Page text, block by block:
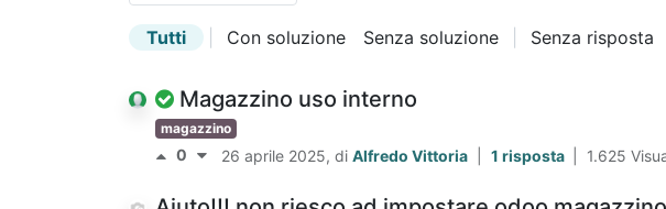
Tutti Con soluzione Senza soluzione Senza risposta
Magazzino uso interno
magazzino
0 26 aprile 2025, di Alfredo Vittoria 1 risposta 1.625